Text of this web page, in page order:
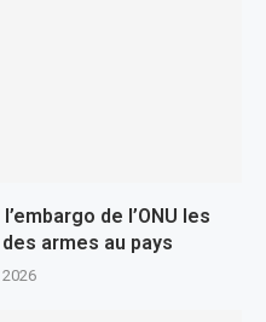
de l’ONU les
armes au pays